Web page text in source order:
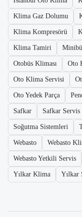
Klima Gaz Dolumu
Klima Kompresörü
Klima Tamiri
Otobüs Kliması Oto
Oto Klima Servisi
Oto Yedek Parça
Safkar Safkar Servis
Soğutma Sistemleri
Webasto Webasto
Webasto Yetkili Servis
Yılkar Klima Yılkar